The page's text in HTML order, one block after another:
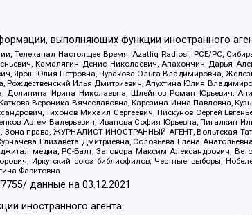
выполняющих функции иностранного
Телеканал Настоящее Время, Azatliq Radiosi, PCE/PC,
Камалягин Денис Николаевич, Апахончич Дарья
Ярош Юлия Петровна, Чуракова Ольга Владимировна,
Илья Дмитриевич, Апухтина Юлия
Долинина Ирина Николаевна, Шлейнов Роман Юрьевич,
Вероника Вячеславовна, Карезина Инна
Тихонов Михаил Сергеевич, Пискунов Сергей
Артем Валерьевич, Иванова София Юрьевна, Пигалкин
Зона права, ЖУРНАЛИСТ-ИНОСТРАННЫЙ АГЕНТ, Вольтская
Елизавета Дмитриевна, Соловьева Елена
медиа, РС-Балт, Заговора Максим Александрович,
Иркутский союз библиофилов, Честные выборы,
Фаритовна
данные на03.12.2021
иностранного агента: